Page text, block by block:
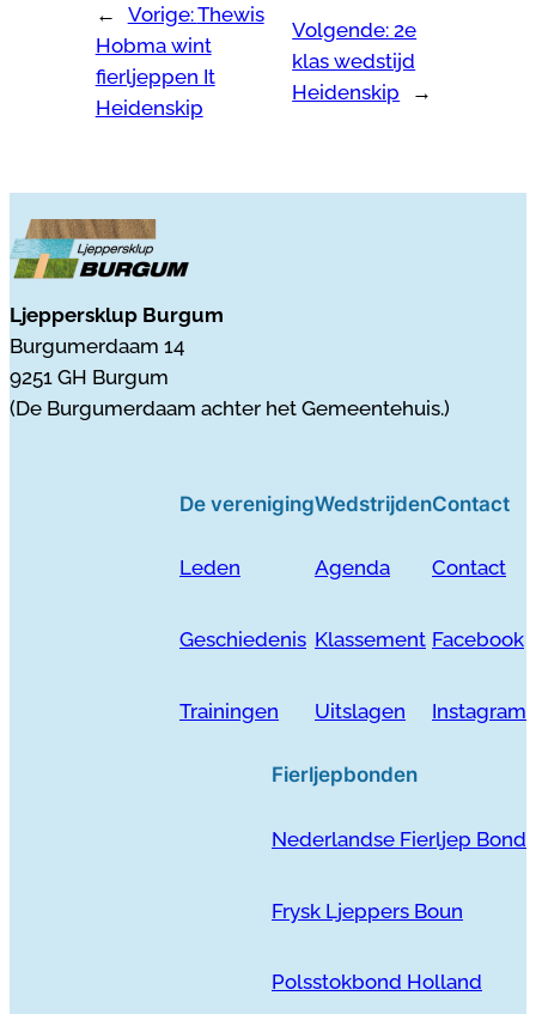
← Vorige:Thewis
Hobma wint
fierljeppen It
Heidenskip
Volgende: 2e
klas wedstijd
Heidenskip
→
Ljeppersklup Burgum
Burgumerdaam 14
9251 GH Burgum
(De Burgumerdaam achter het Gemeentehuis.)
De vereniging
Leden
Geschiedenis
Trainingen
Wedstrijden
Agenda
Klassement
Uitslagen
Contact
Contact
Facebook
Instagram
Fierljepbonden
Nederlandse Fierljep Bond
Frysk Ljeppers Boun
Polsstokbond Holland